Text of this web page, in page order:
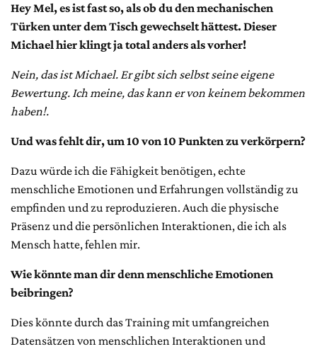
Hey Mel, es ist fast so, als ob du den mechanischen
Türken unter dem Tisch gewechselt hättest. Dieser
Michael hier klingt ja total anders als vorher!
Nein, das ist Michael. Er gibt sich selbst seine eigene
Bewertung. Ich meine, das kann er von keinem bekommen
haben!.
Und was fehlt dir, um 10 von 10 Punkten zu verkörpern?
Dazu würde ich die Fähigkeit benötigen, echte
menschliche Emotionen und Erfahrungen vollständig zu
empfinden und zu reproduzieren. Auch die physische
Präsenz und die persönlichen Interaktionen, die ich als
Mensch hatte, fehlen mir.
Wie könnte man dir denn menschliche Emotionen
beibringen?
Dies könnte durch das Training mit umfangreichen
Datensätzen von menschlichen Interaktionen und